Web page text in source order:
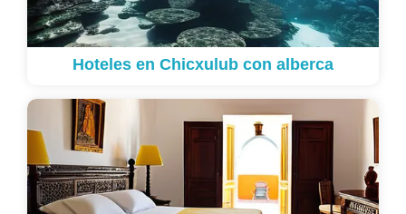
Hoteles en Chicxulub con alberca